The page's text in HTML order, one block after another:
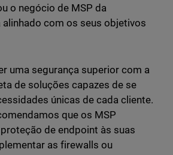
o negócio de MSP da
alinhado com os seus objetivos
uma segurança superior com a
de soluções capazes de se
únicas de cada cliente.
que os MSP
de endpoint às suas
as firewalls ou